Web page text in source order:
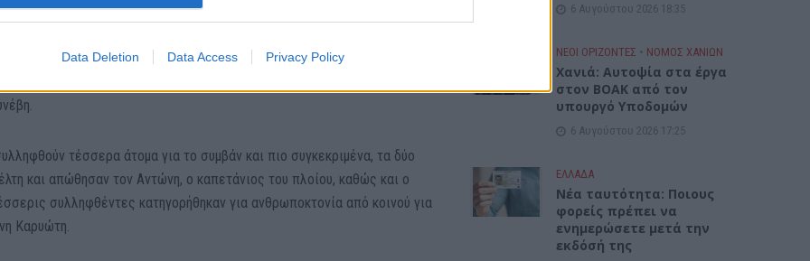
Data Deletion Data Access Privacy Policy
μέλη του πληρώματος του πλοίου, με αποτέλεσμα να χάσει τη ζωή
όμως τα βίντεο που είχαν δει τότε το φως της δημοσιότητας
τέσσερα άτομα για το συμβάν και πιο συγκεκριμένα, τα δύο
και απώθησαν τον Αντώνη, ο καπετάνιος του πλοίου, καθώς και ο
συλληφθέντες κατηγορήθηκαν για ανθρωποκτονία από κοινού για
Καρυώτη.
6 Αυγούστου 2026 18:35
ΝΕΟΙ ΟΡΙΖΟΝΤΕΣ • ΝΟΜΌΣ ΧΑΝΊΩΝ
Χανιά: Αυτοψία στα έργα
στον ΒΟΑΚ από τον
υπουργό Υποδομών
6 Αυγούστου 2026 17:25
ΕΛΛΑΔΑ
Νέα ταυτότητα: Ποιους
φορείς πρέπει να
ενημερώσετε μετά την
εκδόσή της